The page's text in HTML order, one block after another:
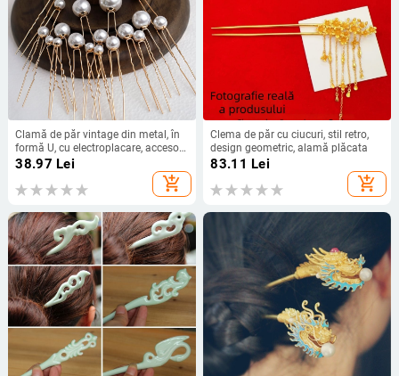
Clamă de păr vintage din metal, în
formă U, cu electroplacare, accesorii
pentru nuntă, lansare primăvara
38.97 Lei
add_shopping_cart
Clema de păr cu ciucuri, stil retro,
design geometric, alamă plăcata
83.11 Lei
add_shopping_cart